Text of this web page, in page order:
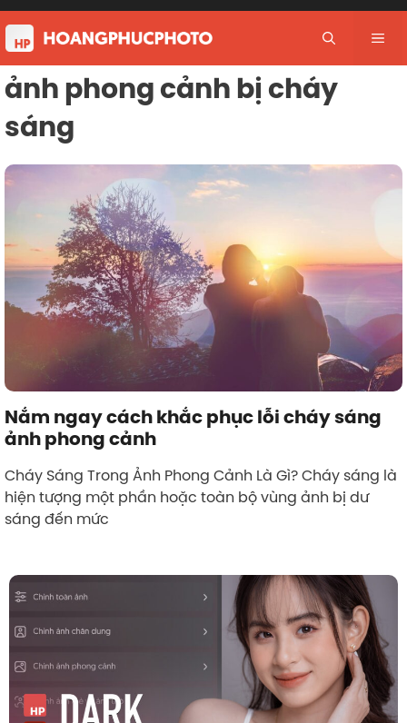
Skip
to
content
ảnh phong cảnh bị cháy
sáng
Nắm ngay cách khắc phục lỗi cháy sáng
ảnh phong cảnh
Cháy Sáng Trong Ảnh Phong Cảnh Là Gì? Cháy sáng là
hiện tượng một phần hoặc toàn bộ vùng ảnh bị dư
sáng đến mức